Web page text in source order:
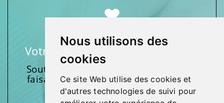
Nous utilisons des
cookies
Ce site Web utilise des cookies et
d'autres technologies de suivi pour
Votre soutien fait une différence
Soutenez l’une de nos fondations en
faisant un don et en participant aux
activités.